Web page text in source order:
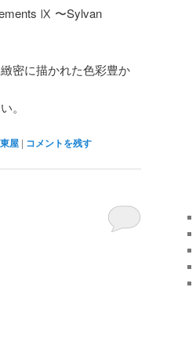
Ⅸ 〜Sylvan
密に描かれた色彩豊か
。
屋 | コメントを残す